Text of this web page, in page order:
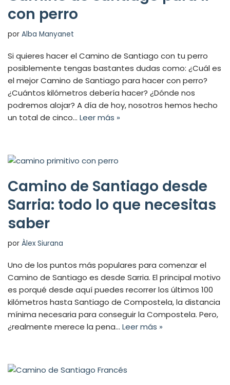
con perro
por Alba Manyanet
Si quieres hacer el Camino de Santiago con tu perro
posiblemente tengas bastantes dudas como: ¿Cuál es
el mejor Camino de Santiago para hacer con perro?
¿Cuántos kilómetros debería hacer? ¿Dónde nos
podremos alojar? A día de hoy, nosotros hemos hecho
un total de cinco… Leer más »
Camino de Santiago desde
Sarria: todo lo que necesitas
saber
por Àlex Siurana
Uno de los puntos más populares para comenzar el
Camino de Santiago es desde Sarria. El principal motivo
es porqué desde aquí puedes recorrer los últimos 100
kilómetros hasta Santiago de Compostela, la distancia
mínima necesaria para conseguir la Compostela. Pero,
¿realmente merece la pena… Leer más »